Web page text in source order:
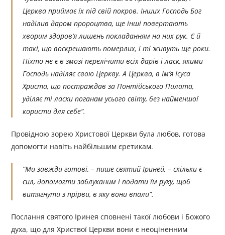
Церква приймає їх під свій покров. Інших Господь Бог
наділив даром пророцтва, ще інші повертають
хворим здоров’я лишень покладанням на них рук. Є й
такі, що воскрешають померлих, і ті живуть ще роки.
Ніхто не є в змозі перелічити всіх дарів і ласк, якими
Господь наділяє свою Церкву. А Церква, в Ім’я Ісуса
Христа, що постраждав за Понтійського Пилата,
уділяє ті ласки поганам усього світу, без найменшої
користи для себе”.
Провідною зорею Христової Церкви була любов, готова
допомогти навіть найбільшим єретикам.
“Ми завжди готові, – пише святий Іриней, – скільки є
сил, допомогти заблуканим і подати їм руку, щоб
витягнути з прірви, в яку вони впали”.
Послання святого Іринея сповнені такої любови і Божого
духа, що для Христвої Церкви вони є неоціненним